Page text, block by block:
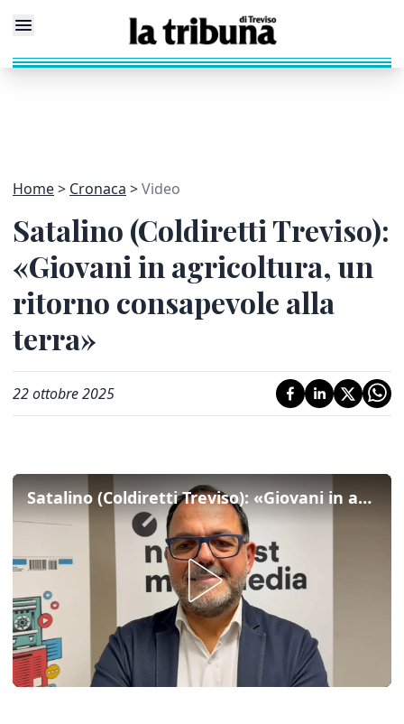
Home Cronaca Video
Satalino (Coldiretti Treviso):
«Giovani in agricoltura, un
ritorno consapevole alla
terra»
22 ottobre 2025
Satalino (Coldiretti Treviso): «Giovani in agricoltura, un ritorno consapevole alla terra»